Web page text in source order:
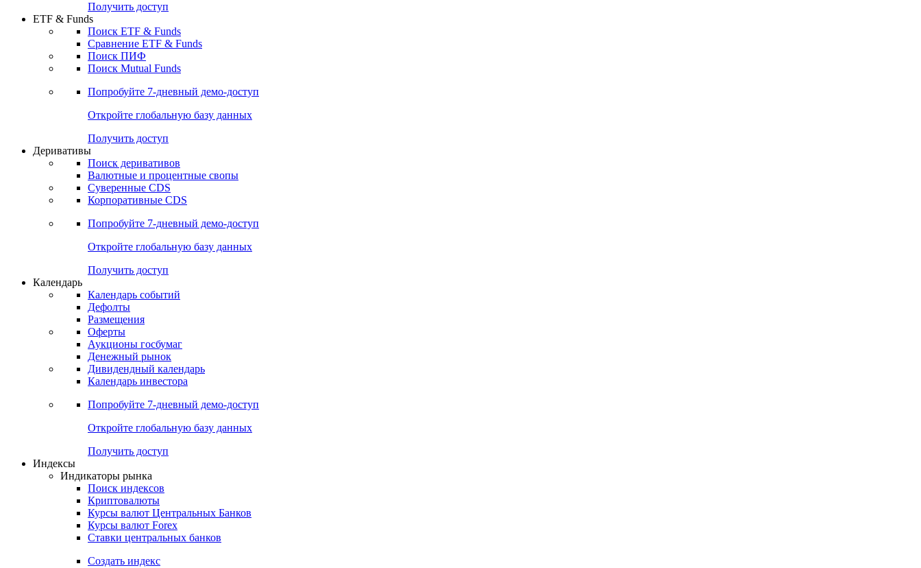
Получить доступ
ETF & Funds
Поиск ETF & Funds
Сравнение ETF & Funds
Поиск ПИФ
Поиск Mutual Funds
Попробуйте 7-дневный демо-доступ
Откройте глобальную базу данных
Получить доступ
Деривативы
Поиск деривативов
Валютные и процентные свопы
Суверенные CDS
Корпоративные CDS
Попробуйте 7-дневный демо-доступ
Откройте глобальную базу данных
Получить доступ
Календарь
Календарь событий
Дефолты
Размещения
Оферты
Аукционы госбумаг
Денежный рынок
Дивидендный календарь
Календарь инвестора
Попробуйте 7-дневный демо-доступ
Откройте глобальную базу данных
Получить доступ
Индексы
Индикаторы рынка
Поиск индексов
Криптовалюты
Курсы валют Центральных Банков
Курсы валют Forex
Ставки центральных банков
Создать индекс